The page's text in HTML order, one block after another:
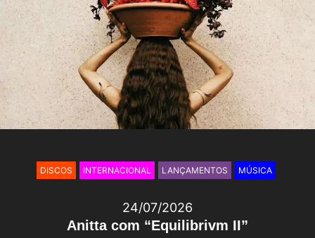
Anitta com “Equilibrivm II”
24/07/2026
DISCOS INTERNACIONAL LANÇAMENTOS MÚSICA